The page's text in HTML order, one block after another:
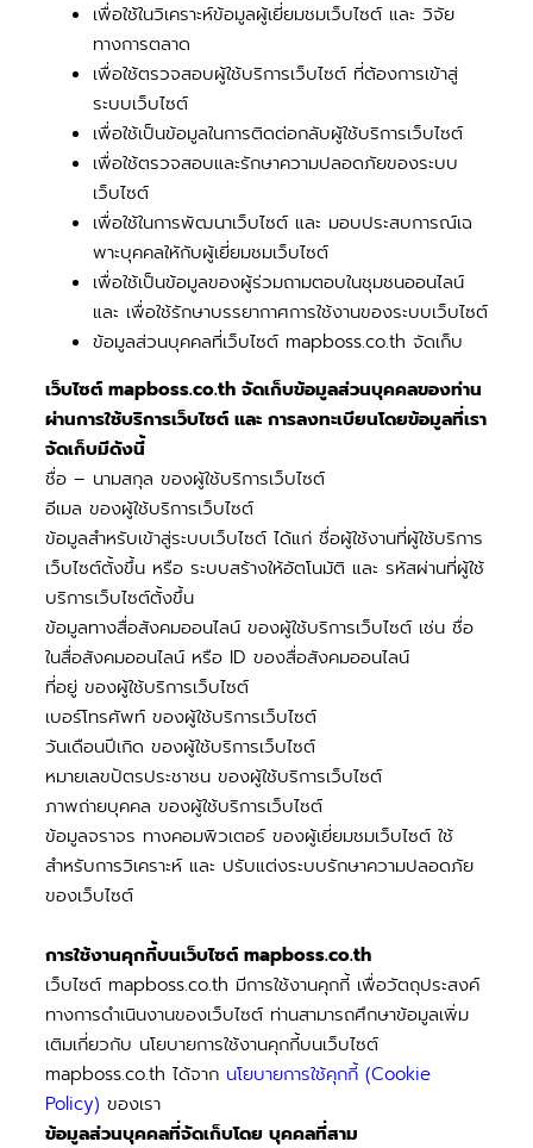
เพื่อใช้ในวิเคราะห์ข้อมูลผู้เยี่ยมชมเว็บไซต์ และ วิจัย
ทางการตลาด
เพื่อใช้ตรวจสอบผู้ใช้บริการเว็บไซต์ ที่ต้องการเข้าสู่
ระบบเว็บไซต์
เพื่อใช้เป็นข้อมูลในการติดต่อกลับผู้ใช้บริการเว็บไซต์
เพื่อใช้ตรวจสอบและรักษาความปลอดภัยของระบบ
เว็บไซต์
เพื่อใช้ในการพัฒนาเว็บไซต์ และ มอบประสบการณ์เฉ
พาะบุคคลใหักับผู้เยี่ยมชมเว็บไซต์
เพื่อใช้เป็นข้อมูลของผู้ร่วมถามตอบในชุมชนออนไลน์
และ เพื่อใช้รักษาบรรยากาศการใช้งานของระบบเว็บไซต์
ข้อมูลส่วนบุคคลที่เว็บไซต์ mapboss.co.th จัดเก็บ
เว็บไซต์ mapboss.co.th จัดเก็บข้อมูลส่วนบุคคลของท่าน
ผ่านการใช้บริการเว็บไซต์ และ การลงทะเบียนโดยข้อมูลที่เรา
จัดเก็บมีดังนี้
ชื่อ – นามสกุล ของผู้ใช้บริการเว็บไซต์
อีเมล ของผู้ใช้บริการเว็บไซต์
ข้อมูลสำหรับเข้าสู่ระบบเว็บไซต์ ได้แก่ ชื่อผู้ใช้งานที่ผู้ใช้บริการ
เว็บไซต์ตั้งขึ้น หรือ ระบบสร้างให้อัตโนมัติ และ รหัสผ่านที่ผู้ใช้
บริการเว็บไซต์ตั้งขึ้น
ข้อมูลทางสื่อสังคมออนไลน์ ของผู้ใช้บริการเว็บไซต์ เช่น ชื่อ
ในสื่อสังคมออนไลน์ หรือ ID ของสื่อสังคมออนไลน์
ที่อยู่ ของผู้ใช้บริการเว็บไซต์
เบอร์โทรศัพท์ ของผู้ใช้บริการเว็บไซต์
วันเดือนปีเกิด ของผู้ใช้บริการเว็บไซต์
หมายเลขปัตรประชาชน ของผู้ใช้บริการเว็บไซต์
ภาพถ่ายบุคคล ของผู้ใช้บริการเว็บไซต์
ข้อมูลจราจร ทางคอมพิวเตอร์ ของผู้เยี่ยมชมเว็บไซต์ ใช้
สำหรับการวิเคราะห์ และ ปรับแต่งระบบรักษาความปลอดภัย
ของเว็บไซต์
การใช้งานคุกกี้บนเว็บไซต์ mapboss.co.th
เว็บไซต์ mapboss.co.th มีการใช้งานคุกกี้ เพื่อวัตถุประสงค์
ทางการดำเนินงานของเว็บไซต์ ท่านสามารถศึกษาข้อมูลเพิ่ม
เติมเกี่ยวกับ นโยบายการใช้งานคุกกี้บนเว็บไซต์
mapboss.co.th ได้จาก นโยบายการใช้คุกกี้ (Cookie
Policy) ของเรา
ข้อมูลส่วนบุคคลที่จัดเก็บโดย บุคคลที่สาม